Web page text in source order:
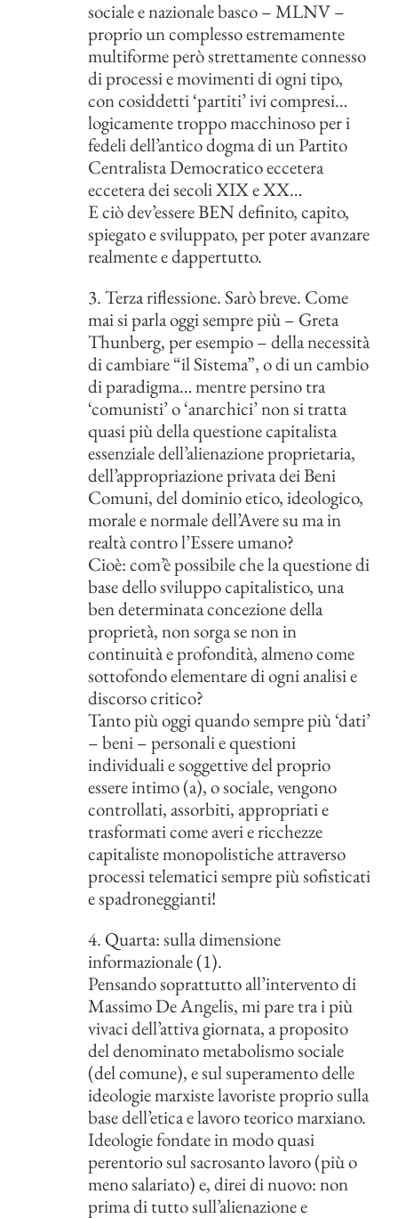
sociale e nazionale basco – MLNV –
proprio un complesso estremamente
multiforme però strettamente connesso
di processi e movimenti di ogni tipo,
con cosiddetti ‘partiti’ ivi compresi…
logicamente troppo macchinoso per i
fedeli dell’antico dogma di un Partito
Centralista Democratico eccetera
eccetera dei secoli XIX e XX…
E ciò dev’essere BEN definito, capito,
spiegato e sviluppato, per poter avanzare
realmente e dappertutto.
3. Terza riflessione. Sarò breve. Come
mai si parla oggi sempre più – Greta
Thunberg, per esempio – della necessità
di cambiare “il Sistema”, o di un cambio
di paradigma… mentre persino tra
‘comunisti’ o ‘anarchici’ non si tratta
quasi più della questione capitalista
essenziale dell’alienazione proprietaria,
dell’appropriazione privata dei Beni
Comuni, del dominio etico, ideologico,
morale e normale dell’Avere su ma in
realtà contro l’Essere umano?
Cioè: com’è possibile che la questione di
base dello sviluppo capitalistico, una
ben determinata concezione della
proprietà, non sorga se non in
continuità e profondità, almeno come
sottofondo elementare di ogni analisi e
discorso critico?
Tanto più oggi quando sempre più ‘dati’
– beni – personali e questioni
individuali e soggettive del proprio
essere intimo (a), o sociale, vengono
controllati, assorbiti, appropriati e
trasformati come averi e ricchezze
capitaliste monopolistiche attraverso
processi telematici sempre più sofisticati
e spadroneggianti!
4. Quarta: sulla dimensione
informazionale (1).
Pensando soprattutto all’intervento di
Massimo De Angelis, mi pare tra i più
vivaci dell’attiva giornata, a proposito
del denominato metabolismo sociale
(del comune), e sul superamento delle
ideologie marxiste lavoriste proprio sulla
base dell’etica e lavoro teorico marxiano.
Ideologie fondate in modo quasi
perentorio sul sacrosanto lavoro (più o
meno salariato) e, direi di nuovo: non
prima di tutto sull’alienazione e